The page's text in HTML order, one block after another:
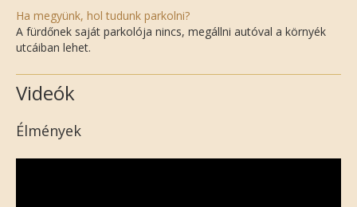
Ha megyünk, hol tudunk parkolni?
A fürdőnek saját parkolója nincs, megállni autóval a környék
utcáiban lehet.
Videók
Élmények